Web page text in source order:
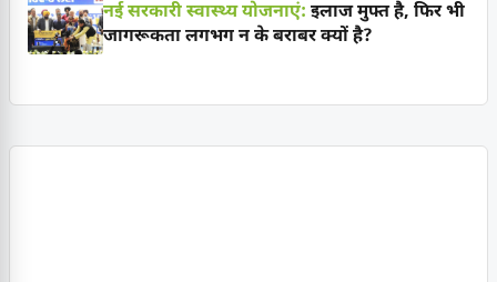
नई सरकारी स्वास्थ्य योजनाएं: इलाज मुफ्त है, फिर भी
जागरूकता लगभग न के बराबर क्यों है?